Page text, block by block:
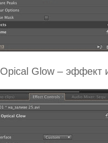
Opical Glow – эффект